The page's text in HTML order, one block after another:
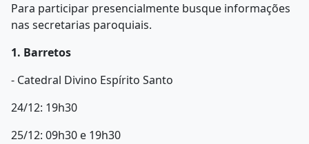
Para participar presencialmente busque informações
nas secretarias paroquiais.
1. Barretos
- Catedral Divino Espírito Santo
24/12: 19h30
25/12: 09h30 e 19h30